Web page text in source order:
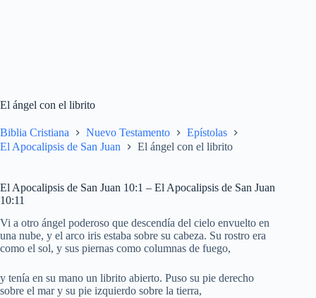
El ángel con el librito
Biblia Cristiana Nuevo Testamento
Epístolas
El Apocalipsis de San Juan
El ángel con el librito
El Apocalipsis de San Juan 10:1 – El Apocalipsis de San Juan
10:11
Vi a otro ángel poderoso que descendía del cielo envuelto en
una nube, y el arco iris estaba sobre su cabeza. Su rostro era
como el sol, y sus piernas como columnas de fuego,
y tenía en su mano un librito abierto. Puso su pie derecho
sobre el mar y su pie izquierdo sobre la tierra,